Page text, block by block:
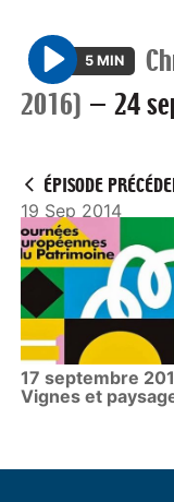
P
l
5 MIN
2016) —24
ÉPISODE
19 Sep 2014
17 septembre
Vignes et